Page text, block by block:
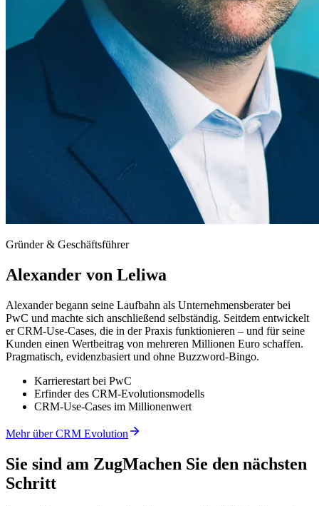
Gründer & Geschäftsführer
Alexander von Leliwa
Alexander begann seine Laufbahn als Unternehmensberater bei
PwC und machte sich anschließend selbständig. Seitdem entwickelt
er CRM-Use-Cases, die in der Praxis funktionieren – und für seine
Kunden einen Wertbeitrag von mehreren Millionen Euro schaffen.
Pragmatisch, evidenzbasiert und ohne Buzzword-Bingo.
Karrierestart bei PwC
Erfinder des CRM-Evolutionsmodells
CRM-Use-Cases im Millionenwert
Mehr über CRM Evolution
Sie sind am ZugMachen Sie den nächsten
Schritt